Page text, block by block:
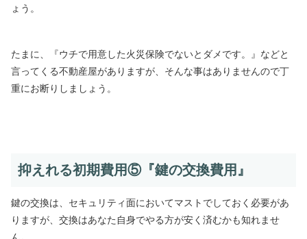
ょう。
たまに、『ウチで用意した火災保険でないとダメです。』などと
言ってくる不動産屋がありますが、そんな事はありませんので丁
重にお断りしましょう。
抑えれる初期費用⑤『鍵の交換費用』
鍵の交換は、セキュリティ面においてマストでしておく必要があ
りますが、交換はあなた自身でやる方が安く済むかも知れませ